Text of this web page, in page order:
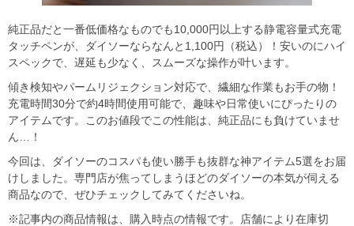
純正品だと一番低価格なものでも10,000円以上する静電容量式充電
タッチペンが、ダイソーならなんと1,100円（税込）！安いのにハイ
スペックで、遅延も少なく、スムーズな操作が叶います。
傾き検知やパームリジェクション対応で、繊細な作業もお手の物！
充電時間30分で約4時間使用可能で、趣味や日常使いにぴったりの
アイテムです。このお値段でこの性能は、純正品にも負けていませ
ん…！
今回は、ダイソーのコスパも使い勝手も抜群な神アイテム5選をお届
けしました。専門店が焦ってしまうほどのダイソーの本気が伺える
商品なので、ぜひチェックしてみてくださいね。
※記事内の商品情報は、購入時点の情報です。店舗により在庫切